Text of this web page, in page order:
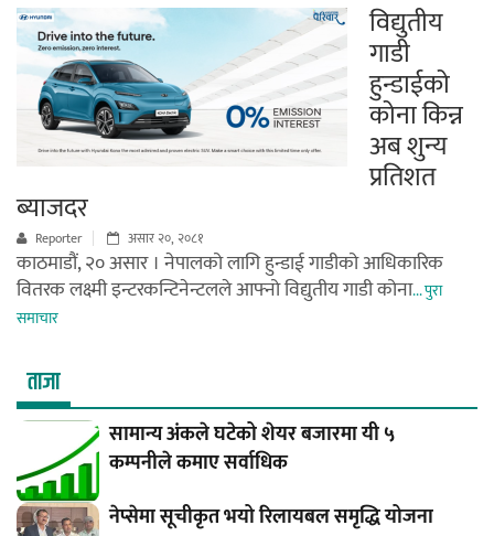
विद्युतीय
गाडी
हुन्डाईको
कोना किन्न
अब शुन्य
प्रतिशत
ब्याजदर
Reporter असार २०, २०८१
काठमाडौं, २० असार । नेपालको लागि हुन्डाई गाडीको आधिकारिक
वितरक लक्ष्मी इन्टरकन्टिनेन्टलले आफ्नो विद्युतीय गाडी कोना... पुरा
समाचार
ताजा
सामान्य अंकले घटेको शेयर बजारमा यी ५
कम्पनीले कमाए सर्वाधिक
नेप्सेमा सूचीकृत भयो रिलायबल समृद्धि योजना